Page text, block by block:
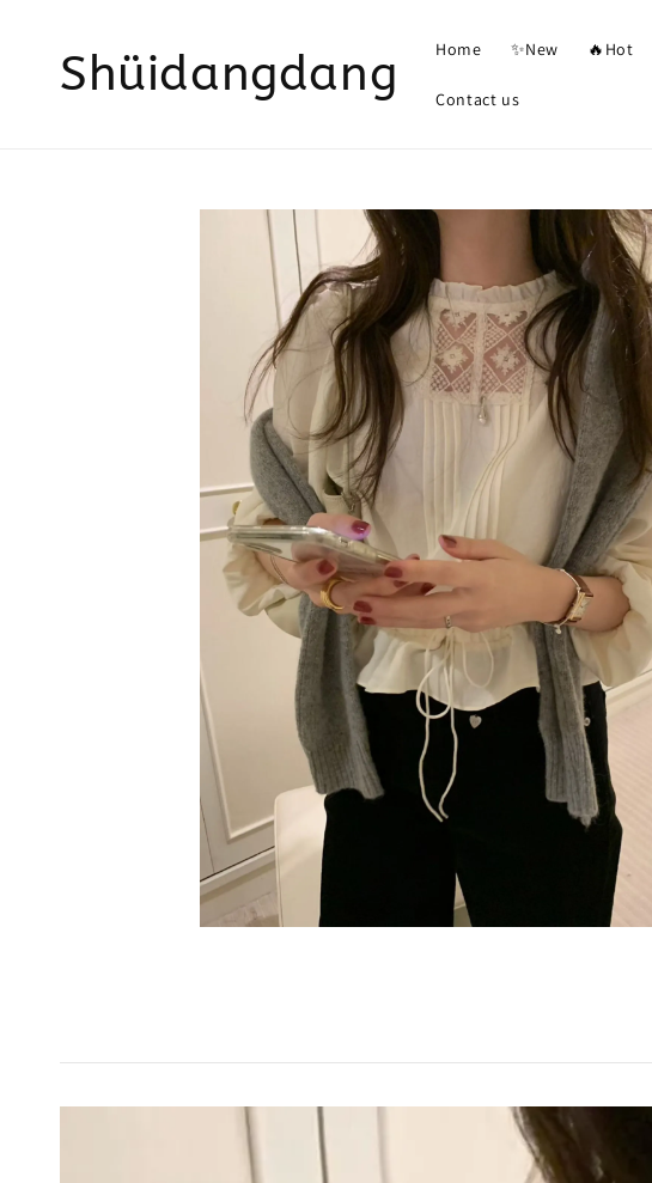
Shüidangdang Home ✨New 🔥Hot
Contact us